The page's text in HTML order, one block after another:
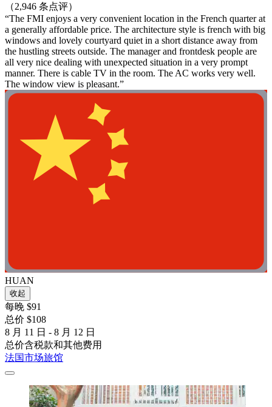
（2,946 条点评）
“The FMI enjoys a very convenient location in the French quarter at
a generally affordable price. The architecture style is french with big
windows and lovely courtyard quiet in a short distance away from
the hustling streets outside. The manager and frontdesk people are
all very nice dealing with unexpected situation in a very prompt
manner. There is cable TV in the room. The AC works very well.
The window view is pleasant.”
HUAN
收起
每晚 $91
总价 $108
8 月 11 日 - 8 月 12 日
总价含税款和其他费用
法国市场旅馆